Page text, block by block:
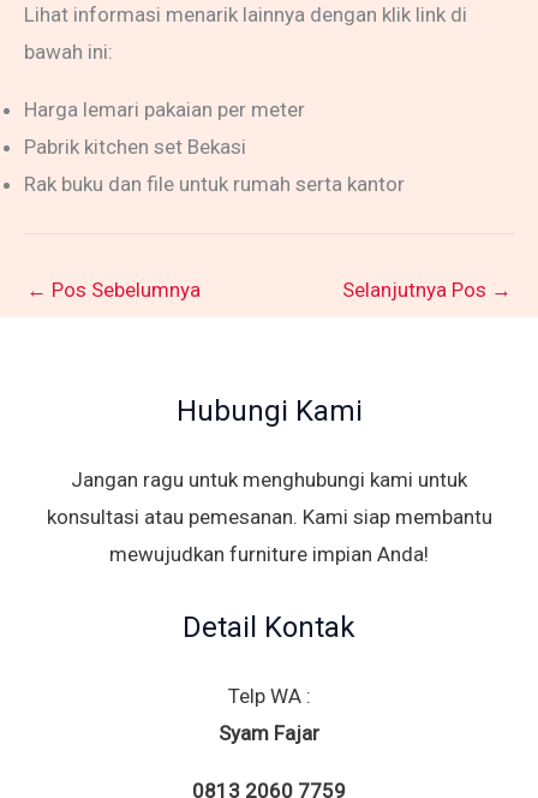
Lihat informasi menarik lainnya dengan klik link di
bawah ini:
Harga lemari pakaian per meter
Pabrik kitchen set Bekasi
Rak buku dan file untuk rumah serta kantor
← Pos Sebelumnya Selanjutnya Pos →
Hubungi Kami
Jangan ragu untuk menghubungi kami untuk
konsultasi atau pemesanan. Kami siap membantu
mewujudkan furniture impian Anda!
Detail Kontak
Telp WA :
Syam Fajar
0813 2060 7759